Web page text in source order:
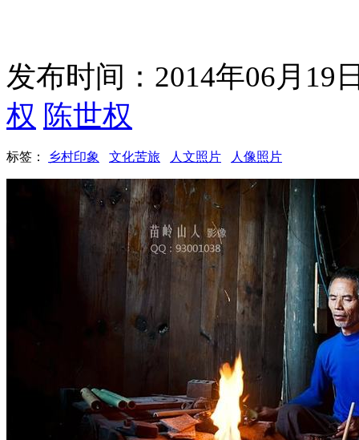
发布时间：2014年06月19
权 陈世权
标签： 乡村印象 文化苦旅 人文照片 人像照片